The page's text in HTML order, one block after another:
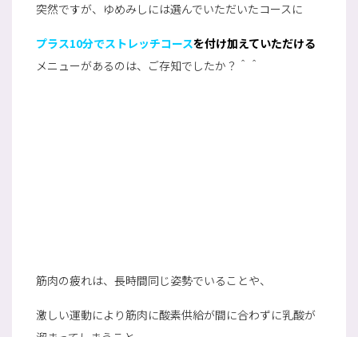
突然ですが、ゆめみしには選んでいただいたコースに
プラス10分でストレッチコースを付け加えていただける
メニューがあるのは、ご存知でしたか？＾＾
筋肉の疲れは、長時間同じ姿勢でいることや、
激しい運動により筋肉に酸素供給が間に合わずに乳酸が